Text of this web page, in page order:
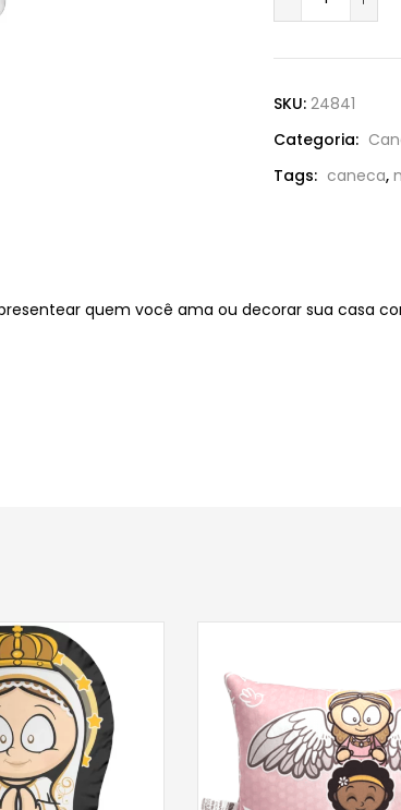
Nossa
Carmo
quantidade
SKU: 24841
Categoria:
Tags: caneca,
quem você ama ou decorar sua casa